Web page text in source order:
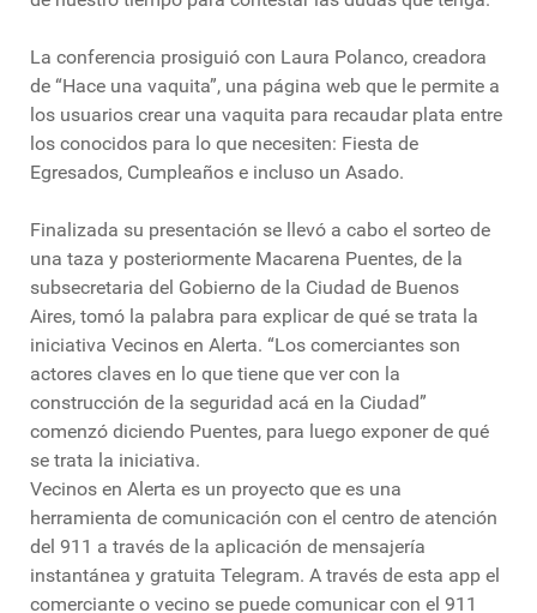
La conferencia prosiguió con Laura Polanco, creadora
de “Hace una vaquita”, una página web que le permite a
los usuarios crear una vaquita para recaudar plata entre
los conocidos para lo que necesiten: Fiesta de
Egresados, Cumpleaños e incluso un Asado.
Finalizada su presentación se llevó a cabo el sorteo de
una taza y posteriormente Macarena Puentes, de la
subsecretaria del Gobierno de la Ciudad de Buenos
Aires, tomó la palabra para explicar de qué se trata la
iniciativa Vecinos en Alerta. “Los comerciantes son
actores claves en lo que tiene que ver con la
construcción de la seguridad acá en la Ciudad”
comenzó diciendo Puentes, para luego exponer de qué
se trata la iniciativa.
Vecinos en Alerta es un proyecto que es una
herramienta de comunicación con el centro de atención
del 911 a través de la aplicación de mensajería
instantánea y gratuita Telegram. A través de esta app el
comerciante o vecino se puede comunicar con el 911